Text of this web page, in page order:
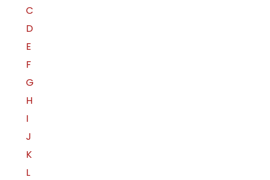
C
D
E
F
G
H
I
J
K
L